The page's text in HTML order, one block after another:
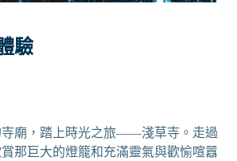
驗
寺廟，踏上時光之旅——淺草寺。走過
那巨大的燈籠和充滿靈氣與歡愉喧囂